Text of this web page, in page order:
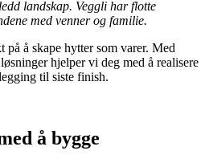
landskap. Veggli har flotte
med venner og familie.
å skape hytter som varer. Med
hjelper vi deg med å realisere
til siste finish.
å bygge